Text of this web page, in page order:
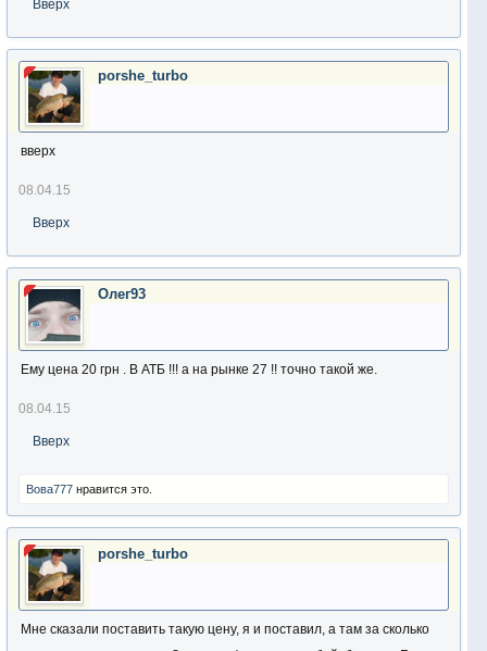
Вверх
porshe_turbo
вверх
08.04.15
Вверх
Олег93
Ему цена 20 грн . В АТБ !!! а на рынке 27 !! точно такой же.
08.04.15
Вверх
Вова777 нравится это.
porshe_turbo
Мне сказали поставить такую цену, я и поставил, а там за сколько